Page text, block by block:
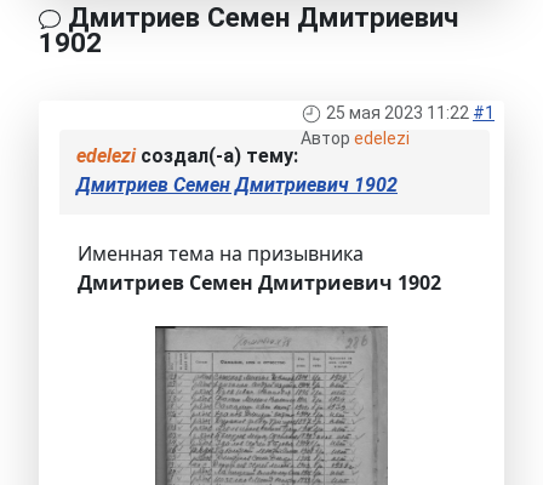
Дмитриев Семен Дмитриевич
1902
25 мая 2023 11:22 #1
Автор edelezi
edeleziсоздал(-а) тему:
Дмитриев Семен Дмитриевич 1902
Именная тема на призывника
Дмитриев Семен Дмитриевич 1902